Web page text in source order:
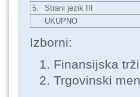
5.
Strani jezik III
UKUPNO
Izborni:
Finansijska
Trgovinski